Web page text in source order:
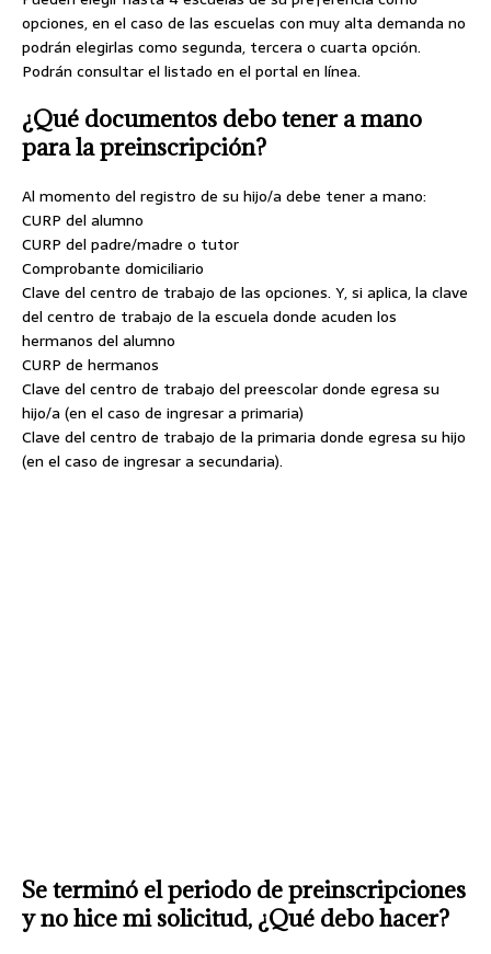
opciones, en el caso de las escuelas con muy alta demanda no
podrán elegirlas como segunda, tercera o cuarta opción.
Podrán consultar el listado en el portal en línea.
¿Qué documentos debo tener a mano
para la preinscripción?
Al momento del registro de su hijo/a debe tener a mano:
CURP del alumno
CURP del padre/madre o tutor
Comprobante domiciliario
Clave del centro de trabajo de las opciones. Y, si aplica, la clave
del centro de trabajo de la escuela donde acuden los
hermanos del alumno
CURP de hermanos
Clave del centro de trabajo del preescolar donde egresa su
hijo/a (en el caso de ingresar a primaria)
Clave del centro de trabajo de la primaria donde egresa su hijo
(en el caso de ingresar a secundaria).
Se terminó el periodo de preinscripciones
y no hice mi solicitud, ¿Qué debo hacer?